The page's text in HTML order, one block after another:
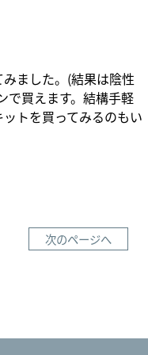
ました。(結果は陰性
で買えます。結構手軽
トを買ってみるのもい
次のページへ